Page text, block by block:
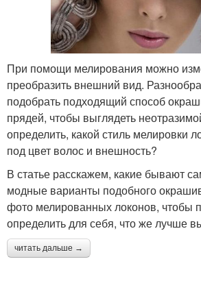
При помощи мелирования можно
преобразить внешний вид.
подобрать подходящий способ
прядей, чтобы выглядеть
определить, какой стиль мелировки
под цвет волос и внешность?
В статье расскажем, какие бывают
модные варианты подобного
фото мелированных локонов, чтобы
определить для себя, что же лучше
читать дальше →